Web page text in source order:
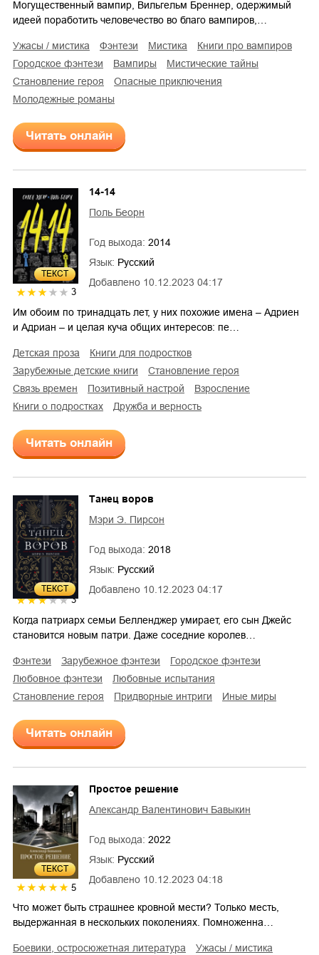
Могущественный вампир, Вильгельм Бреннер, одержимый
идеей поработить человечество во благо вампиров,…
ужасы / мистика фэнтези мистика
книги про вампиров
городское фэнтези
вампиры
мистические тайны
становление героя
опасные приключения
молодежные романы
Читать онлайн
ТЕКСТ
3
Добавлено 10.12.2023 04:17
14-14
Поль Беорн
Год выхода: 2014
Язык: Русский
Им обоим по тринадцать лет, у них похожие имена – Адриен
и Адриан – и целая куча общих интересов: пе…
детская проза
книги для подростков
зарубежные детские книги
становление героя
связь времен
позитивный настрой
взросление
книги о подростках
дружба и верность
Читать онлайн
ТЕКСТ
3
Добавлено 10.12.2023 04:17
Танец воров
Мэри Э. Пирсон
Год выхода: 2018
Язык: Русский
Когда патриарх семьи Белленджер умирает, его сын Джейс
становится новым патри. Даже соседние королев…
фэнтези зарубежное фэнтези
городское фэнтези
любовное фэнтези
любовные испытания
становление героя
придворные интриги иные миры
Читать онлайн
ТЕКСТ
5
Добавлено 10.12.2023 04:18
Простое решение
Александр Валентинович Бавыкин
Год выхода: 2022
Язык: Русский
Что может быть страшнее кровной мести? Только месть,
выдержанная в нескольких поколениях. Помноженна…
боевики, остросюжетная литература
ужасы / мистика